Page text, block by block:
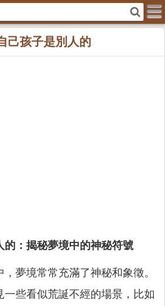
己孩子是別人的
的：揭秘夢境中的神秘符號
夢境常常充滿了神秘和象徵。
一些看似荒誕不經的場景，比如